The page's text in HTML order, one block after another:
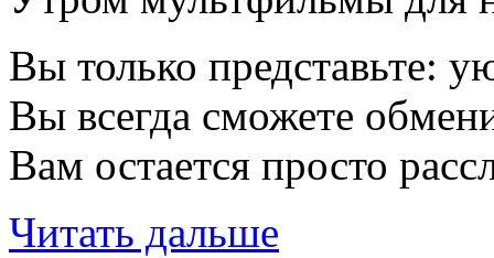
Вы только представьте:
Вы всегда сможете
Вам остается просто
Читать дальше